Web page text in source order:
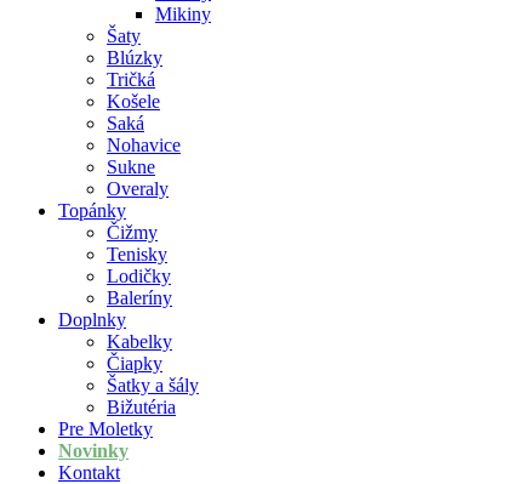
Mikiny
Šaty
Blúzky
Tričká
Košele
Saká
Nohavice
Sukne
Overaly
Topánky
Čižmy
Tenisky
Lodičky
Baleríny
Doplnky
Kabelky
Čiapky
Šatky a šály
Bižutéria
Pre Moletky
Novinky
Kontakt